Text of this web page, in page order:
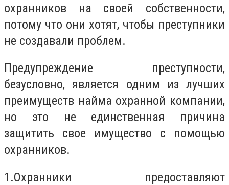
охранников на своей собственности,
потому что они хотят, чтобы преступники
не создавали проблем.
Предупреждение преступности,
безусловно, является одним из лучших
преимуществ найма охранной компании,
но это не единственная причина
защитить свое имущество с помощью
охранников.
1.Охранники предоставляют